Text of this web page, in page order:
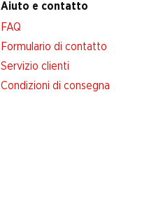
Aiuto e contatto
FAQ
Formulario di contatto
Servizio clienti
Condizioni di consegna